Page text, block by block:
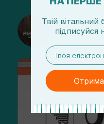
Твій
підписуйся
email